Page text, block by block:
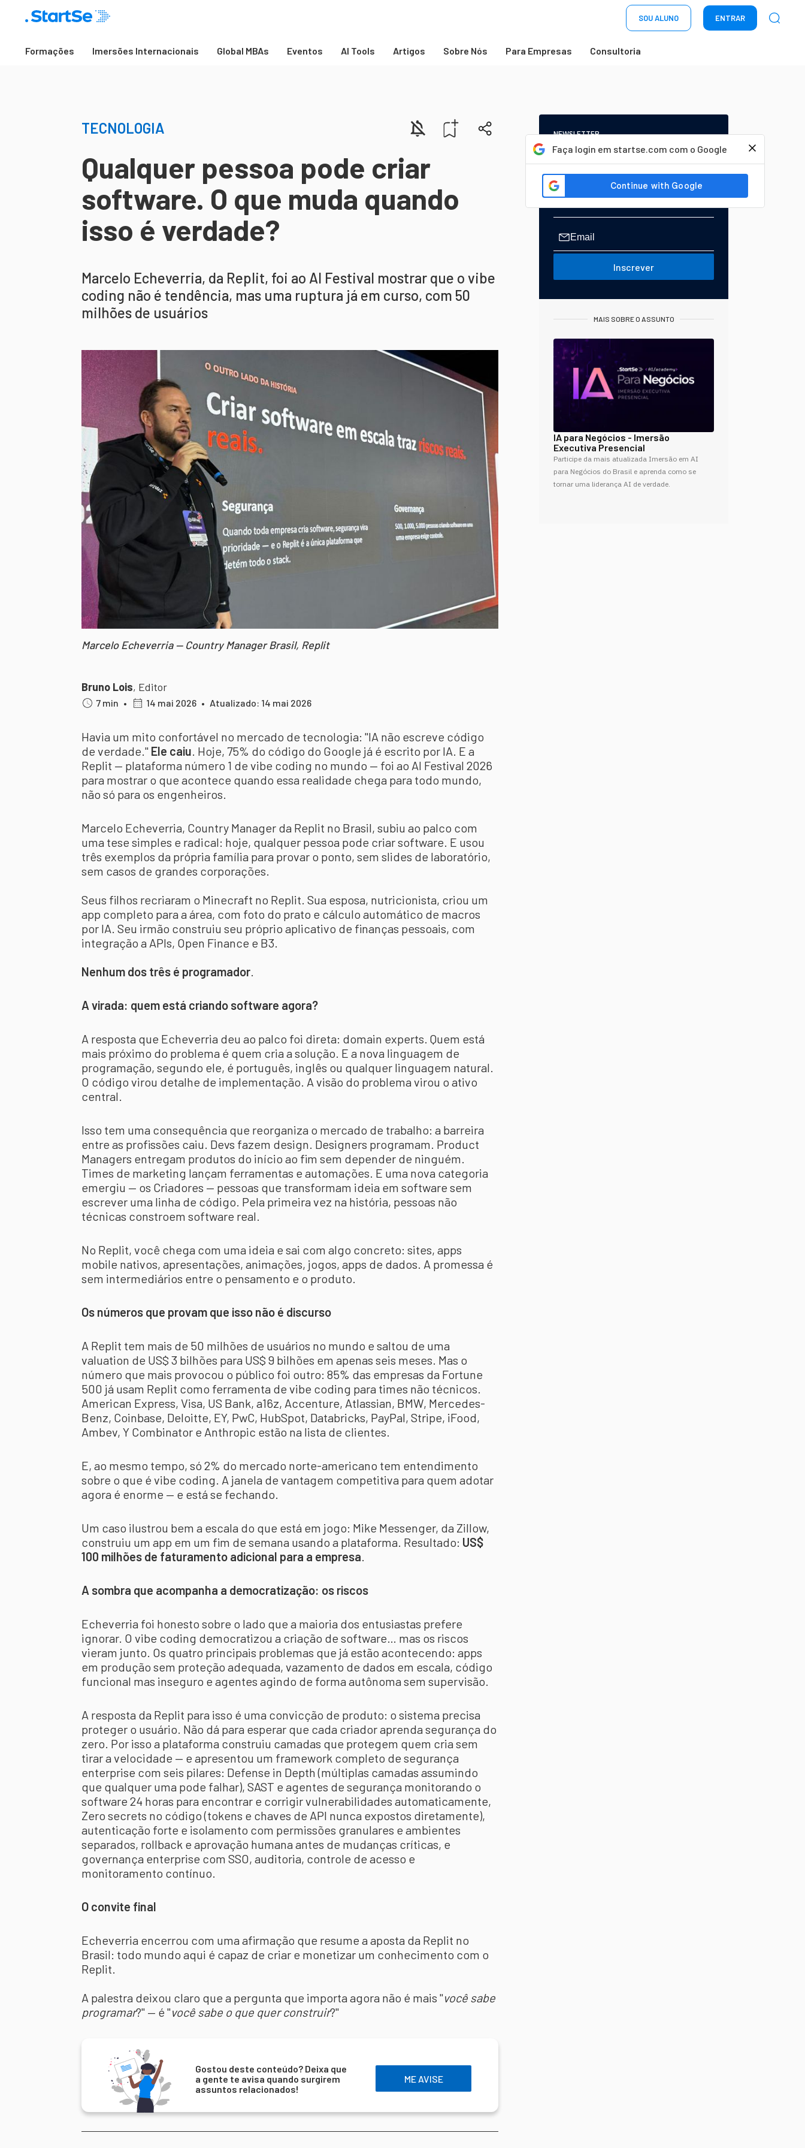
SOU ALUNO ENTRAR
Formações Imersões Internacionais Global MBAs Eventos AI Tools Artigos Sobre Nós Para Empresas Consultoria
Faça login em startse.com com o Google
TECNOLOGIA
Qualquer pessoa pode criar
software. O que muda quando
isso é verdade?
Marcelo Echeverria, da Replit, foi ao AI Festival mostrar que o vibe
coding não é tendência, mas uma ruptura já em curso, com 50
milhões de usuários
Marcelo Echeverria — Country Manager Brasil, Replit
Bruno Lois, Editor
7 min • 14 mai 2026 • Atualizado: 14 mai 2026
Havia um mito confortável no mercado de tecnologia: "IA não escreve código
de verdade." Ele caiu. Hoje, 75% do código do Google já é escrito por IA. E a
Replit — plataforma número 1 de vibe coding no mundo — foi ao AI Festival 2026
para mostrar o que acontece quando essa realidade chega para todo mundo,
não só para os engenheiros.
Marcelo Echeverria, Country Manager da Replit no Brasil, subiu ao palco com
uma tese simples e radical: hoje, qualquer pessoa pode criar software. E usou
três exemplos da própria família para provar o ponto, sem slides de laboratório,
sem casos de grandes corporações.
Seus filhos recriaram o Minecraft no Replit. Sua esposa, nutricionista, criou um
app completo para a área, com foto do prato e cálculo automático de macros
por IA. Seu irmão construiu seu próprio aplicativo de finanças pessoais, com
integração a APIs, Open Finance e B3.
Nenhum dos três é programador.
A virada: quem está criando software agora?
A resposta que Echeverria deu ao palco foi direta: domain experts. Quem está
mais próximo do problema é quem cria a solução. E a nova linguagem de
programação, segundo ele, é português, inglês ou qualquer linguagem natural.
O código virou detalhe de implementação. A visão do problema virou o ativo
central.
Isso tem uma consequência que reorganiza o mercado de trabalho: a barreira
entre as profissões caiu. Devs fazem design. Designers programam. Product
Managers entregam produtos do início ao fim sem depender de ninguém.
Times de marketing lançam ferramentas e automações. E uma nova categoria
emergiu — os Criadores — pessoas que transformam ideia em software sem
escrever uma linha de código. Pela primeira vez na história, pessoas não
técnicas constroem software real.
No Replit, você chega com uma ideia e sai com algo concreto: sites, apps
mobile nativos, apresentações, animações, jogos, apps de dados. A promessa é
sem intermediários entre o pensamento e o produto.
Os números que provam que isso não é discurso
A Replit tem mais de 50 milhões de usuários no mundo e saltou de uma
valuation de US$ 3 bilhões para US$ 9 bilhões em apenas seis meses. Mas o
número que mais provocou o público foi outro: 85% das empresas da Fortune
500 já usam Replit como ferramenta de vibe coding para times não técnicos.
American Express, Visa, US Bank, a16z, Accenture, Atlassian, BMW, Mercedes-
Benz, Coinbase, Deloitte, EY, PwC, HubSpot, Databricks, PayPal, Stripe, iFood,
Ambev, Y Combinator e Anthropic estão na lista de clientes.
E, ao mesmo tempo, só 2% do mercado norte-americano tem entendimento
sobre o que é vibe coding. A janela de vantagem competitiva para quem adotar
agora é enorme — e está se fechando.
Um caso ilustrou bem a escala do que está em jogo: Mike Messenger, da Zillow,
construiu um app em um fim de semana usando a plataforma. Resultado: US$
100 milhões de faturamento adicional para a empresa.
A sombra que acompanha a democratização: os riscos
Echeverria foi honesto sobre o lado que a maioria dos entusiastas prefere
ignorar. O vibe coding democratizou a criação de software… mas os riscos
vieram junto. Os quatro principais problemas que já estão acontecendo: apps
em produção sem proteção adequada, vazamento de dados em escala, código
funcional mas inseguro e agentes agindo de forma autônoma sem supervisão.
A resposta da Replit para isso é uma convicção de produto: o sistema precisa
proteger o usuário. Não dá para esperar que cada criador aprenda segurança do
zero. Por isso a plataforma construiu camadas que protegem quem cria sem
tirar a velocidade — e apresentou um framework completo de segurança
enterprise com seis pilares: Defense in Depth (múltiplas camadas assumindo
que qualquer uma pode falhar), SAST e agentes de segurança monitorando o
software 24 horas para encontrar e corrigir vulnerabilidades automaticamente,
Zero secrets no código (tokens e chaves de API nunca expostos diretamente),
autenticação forte e isolamento com permissões granulares e ambientes
separados, rollback e aprovação humana antes de mudanças críticas, e
governança enterprise com SSO, auditoria, controle de acesso e
monitoramento contínuo.
O convite final
Echeverria encerrou com uma afirmação que resume a aposta da Replit no
Brasil: todo mundo aqui é capaz de criar e monetizar um conhecimento com o
Replit.
A palestra deixou claro que a pergunta que importa agora não é mais "você sabe
programar?" — é "você sabe o que quer construir?"
Gostou deste conteúdo? Deixa que
a gente te avisa quando surgirem
assuntos relacionados!
ME AVISE
NEWSLETTER
Start Seu dia:
A Newsletter do AGORA!
Inscrever
MAIS SOBRE O ASSUNTO
IA para Negócios - Imersão
Executiva Presencial
Participe da mais atualizada Imersão em AI
para Negócios do Brasil e aprenda como se
tornar uma liderança AI de verdade.